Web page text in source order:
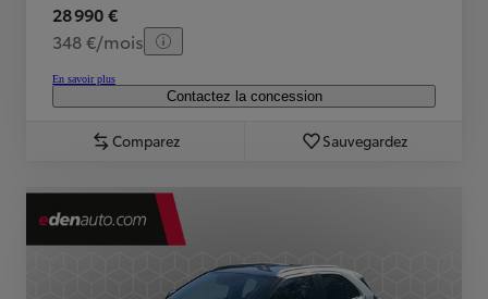
28 990 €
348 €/mois
En savoir plus
Contactez la concession
Comparez Sauvegardez